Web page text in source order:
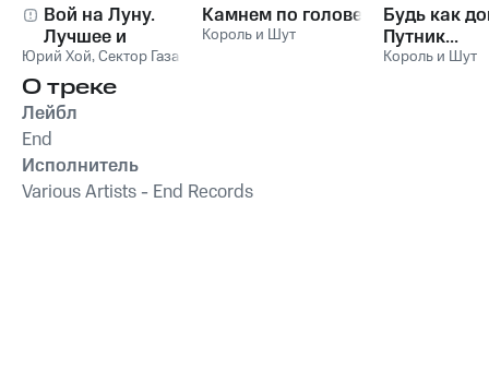
Вой на Луну.
Лучшее и
неизданное
Юрий Хой,Сектор Газа
Камнем по голове
Король и Шут
Будь как
Путник...
Король и Шут
О треке
Лейбл
End
Исполнитель
Various Artists - End Records